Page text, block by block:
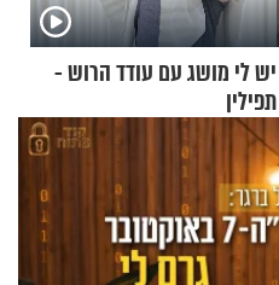
יש לי מושג עם עודד הרוש -
תפילין